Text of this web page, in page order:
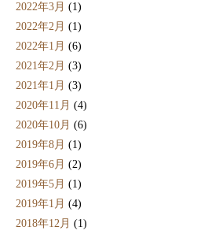
2022年3月 (1)
2022年2月 (1)
2022年1月 (6)
2021年2月 (3)
2021年1月 (3)
2020年11月 (4)
2020年10月 (6)
2019年8月 (1)
2019年6月 (2)
2019年5月 (1)
2019年1月 (4)
2018年12月 (1)